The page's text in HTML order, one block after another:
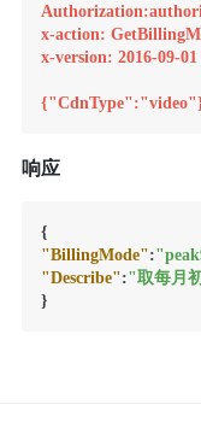
x-action:
x-version: 2016-09-01
响应
{
"BillingMode":
"Describe":"取每月
}